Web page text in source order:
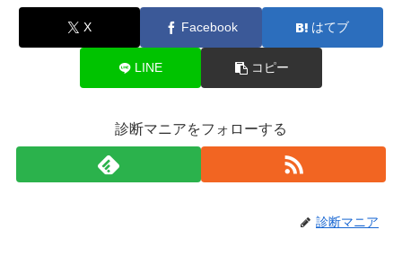
X Facebook はてブ
LINE コピー
診断マニアをフォローする
診断マニア